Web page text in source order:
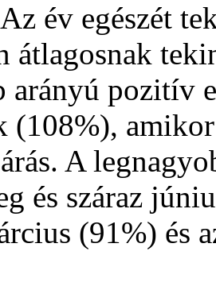
év egészét
átlagosnak
arányú pozitív
(108%),
A
és száraz
(91%) és